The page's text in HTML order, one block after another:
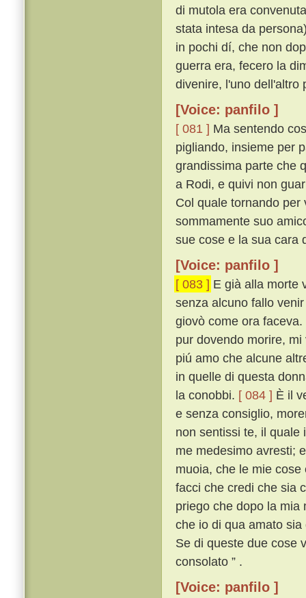
di mutola era
stata intesa da
in pochi dí, che non
guerra era, fecero la
divenire, l'uno dell'altro
[Voice: panfilo ]
[ 081 ] Ma sentendo
pigliando, insieme per
grandissima parte che
a Rodi, e quivi non
Col quale tornando
sommamente suo
sue cose e la sua cara
[Voice: panfilo ]
[ 083 ] E già alla morte
senza alcuno fallo
giovò come ora
pur dovendo morire,
piú amo che alcune
in quelle di questa
la conobbi. [ 084 ] È il
e senza consiglio,
non sentissi te, il quale
me medesimo avresti;
muoia, che le mie
facci che credi che sia
priego che dopo la mia
che io di qua amato
Se di queste due cose
consolato ” .
[Voice: panfilo ]